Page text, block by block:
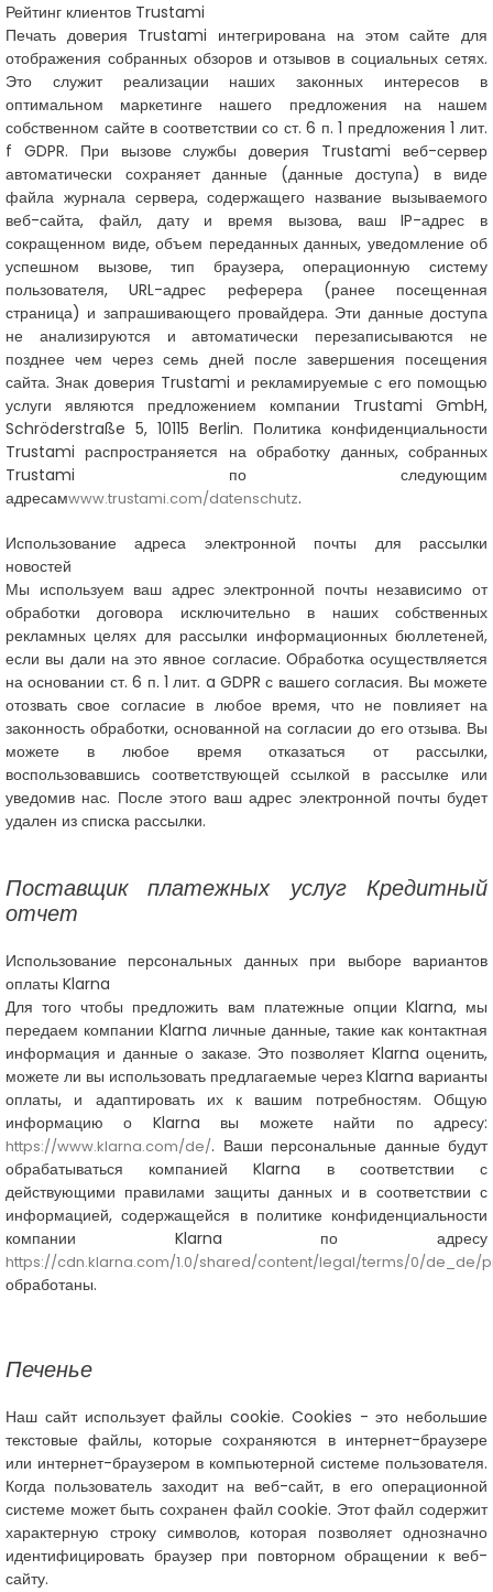
Рейтинг клиентов Trustami
Печать доверия Trustami интегрирована на этом сайте для
отображения собранных обзоров и отзывов в социальных сетях.
Это служит реализации наших законных интересов в
оптимальном маркетинге нашего предложения на нашем
собственном сайте в соответствии со ст. 6 п. 1 предложения 1 лит.
f GDPR. При вызове службы доверия Trustami веб-сервер
автоматически сохраняет данные (данные доступа) в виде
файла журнала сервера, содержащего название вызываемого
веб-сайта, файл, дату и время вызова, ваш IP-адрес в
сокращенном виде, объем переданных данных, уведомление об
успешном вызове, тип браузера, операционную систему
пользователя, URL-адрес реферера (ранее посещенная
страница) и запрашивающего провайдера. Эти данные доступа
не анализируются и автоматически перезаписываются не
позднее чем через семь дней после завершения посещения
сайта. Знак доверия Trustami и рекламируемые с его помощью
услуги являются предложением компании Trustami GmbH,
Schröderstraße 5, 10115 Berlin. Политика конфиденциальности
Trustami распространяется на обработку данных, собранных
Trustami по следующим
адресамwww.trustami.com/datenschutz.
Использование адреса электронной почты для рассылки
новостей
Мы используем ваш адрес электронной почты независимо от
обработки договора исключительно в наших собственных
рекламных целях для рассылки информационных бюллетеней,
если вы дали на это явное согласие. Обработка осуществляется
на основании ст. 6 п. 1 лит. a GDPR с вашего согласия. Вы можете
отозвать свое согласие в любое время, что не повлияет на
законность обработки, основанной на согласии до его отзыва. Вы
можете в любое время отказаться от рассылки,
воспользовавшись соответствующей ссылкой в рассылке или
уведомив нас. После этого ваш адрес электронной почты будет
удален из списка рассылки.
Поставщик платежных услугКредитный
отчет
Использование персональных данных при выборе вариантов
оплаты Klarna
Для того чтобы предложить вам платежные опции Klarna, мы
передаем компании Klarna личные данные, такие как контактная
информация и данные о заказе. Это позволяет Klarna оценить,
можете ли вы использовать предлагаемые через Klarna варианты
оплаты, и адаптировать их к вашим потребностям. Общую
информацию о Klarna вы можете найти по адресу:
https://www.klarna.com/de/. Ваши персональные данные будут
обрабатываться компанией Klarna в соответствии с
действующими правилами защиты данных и в соответствии с
информацией, содержащейся в политике конфиденциальности
компании Klarna по адресу
https://cdn.klarna.com/1.0/shared/content/legal/terms/0/de_de/
обработаны.
Печенье
Наш сайт использует файлы cookie. Cookies - это небольшие
текстовые файлы, которые сохраняются в интернет-браузере
или интернет-браузером в компьютерной системе пользователя.
Когда пользователь заходит на веб-сайт, в его операционной
системе может быть сохранен файл cookie. Этот файл содержит
характерную строку символов, которая позволяет однозначно
идентифицировать браузер при повторном обращении к веб-
сайту.